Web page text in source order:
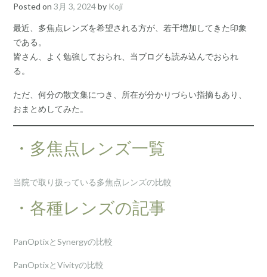
Posted on 3月 3, 2024by Koji
最近、多焦点レンズを希望される方が、若干増加してきた印象
である。
皆さん、よく勉強しておられ、当ブログも読み込んでおられ
る。
ただ、何分の散文集につき、所在が分かりづらい指摘もあり、
おまとめしてみた。
・多焦点レンズ一覧
当院で取り扱っている多焦点レンズの比較
・各種レンズの記事
PanOptixとSynergyの比較
PanOptixとVivityの比較